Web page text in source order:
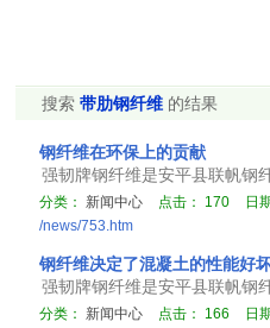
搜索带肋钢纤维 的结果
钢纤维在环保上的贡献
强韧牌钢纤维是安平县联帆钢
分类： 新闻中心 点击： 170 日
/news/753.htm
钢纤维决定了混凝土的性能好
强韧牌钢纤维是安平县联帆钢
分类： 新闻中心 点击： 166 日